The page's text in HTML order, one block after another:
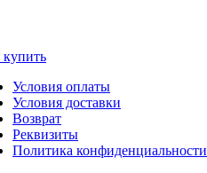
Условия оплаты
Условия доставки
Возврат
Реквизиты
Политика конфиденциальности